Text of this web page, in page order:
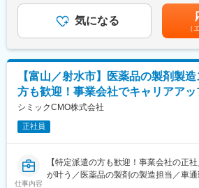
現場担当者との関係構築を大切にしな
イルで進められる環境です。
・客先訪問、要望のヒアリング
・建設仮設資材の企画／提案
・見積書の作成
・納期調整
・アフターフォローなど
※社用車は一人1台貸与
＜こんな方にオススメ＞
「言われたものを売る」営業ではなく
や期間をヒアリングし、
業手当＞有＜給与補足＞■昇給：年1回
12月／昨年度実績：4ヶ月）■その他固
賃金はあくまでも目安の金額であり、選
性があります。月給(月額)は固定手当を
気になる
（
【富山／射水市】医薬品の製剤製
方も歓迎！事業会社でキャリアア
シミックCMO株式会社
正社員
仕事内容
【特定派遣の方も歓迎！事業会社の正
が叶う／医薬品の製剤の製造担当／車